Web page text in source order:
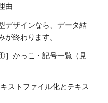
由
デザインなら、データ結
が終わります。
］かっこ・記号一覧（見
ストファイル化とテキス